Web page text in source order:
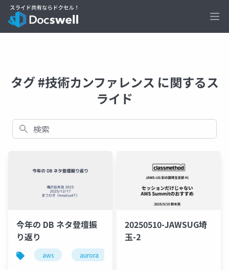
タグ #技術カンファレンス に関するス
ライド
検索
今年の DB ネタ登壇振
り返り
aws aurora
20250510-JAWSUG埼
玉-2